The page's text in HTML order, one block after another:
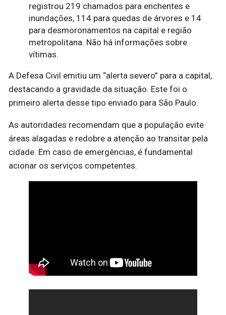
registrou 219 chamados para enchentes e
inundações, 114 para quedas de árvores e 14
para desmoronamentos na capital e região
metropolitana. Não há informações sobre
vítimas.
A Defesa Civil emitiu um “alerta severo” para a capital,
destacando a gravidade da situação. Este foi o
primeiro alerta desse tipo enviado para São Paulo.
As autoridades recomendam que a população evite
áreas alagadas e redobre a atenção ao transitar pela
cidade. Em caso de emergências, é fundamental
acionar os serviços competentes.